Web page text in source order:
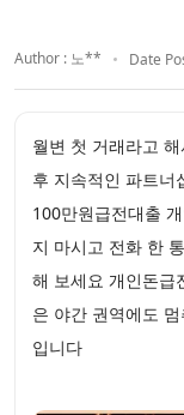
Author : 노** Date
월변 첫 거래라고
후 지속적인 파트너
100만원급전대출
지 마시고 전화 한
해 보세요 개인돈급
은 야간 권역에도
입니다